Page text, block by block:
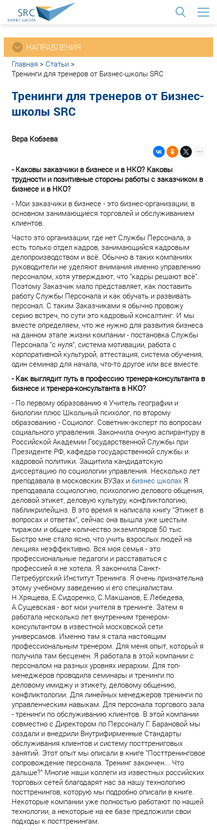
НАПРАВЛЕНИЯ
Главная > Статьи >
Тренинги для тренеров от Бизнес-школы SRC
Тренинги для тренеров от Бизнес-
школы SRC
Вера Кобзева
- Каковы заказчики в бизнесе и в НКО? Каковы
трудности и позитивные стороны работы с заказчиком в
бизнесе и в НКО?
- Мои заказчики в бизнесе - это бизнес-организации, в
основном занимающиеся торговлей и обслуживанием
клиентов.
Часто это организации, где нет Службы Персонала, а
есть только отдел кадров, занимающийся кадровым
делопроизводством и всё. Обычно в таких компаниях
руководители не уделяют внимания именно управлению
персоналом, хотя утверждают, что "кадры решают всё".
Поэтому Заказчик мало представляет, как поставить
работу Службы Персонала и как обучать и развивать
персонал. С таким Заказчиками я обычно провожу
серию встреч, по сути это кадровый консалтинг. И мы
вместе определяем, что же нужно для развития бизнеса
на данном этапе жизни компании - постановка Службы
Персонала "с нуля", система мотивации, работа с
корпоративной культурой, аттестация, система обучения,
один семинар для начала, что-то другое или все вместе.
- Как выглядит путь в профессию тренера-консультанта в
бизнесе и тренера-консультанта в НКО?
- По первому образованию я Учитель географии и
биологии плюс Школьный психолог, по второму
образованию - Социолог. Советник-эксперт по вопросам
социального управления. Закончила очную аспирантуру в
Российской Академии Государственной Службы при
Президенте РФ, кафедра государственной службы и
кадровой политики. Защитила кандидатскую
диссертацию по социологии управления. Несколько лет
преподавала в московских ВУЗах и бизнес школах Я
преподавала социологию, психологию делового общения,
деловой этикет, деловую культуру, конфликтологию,
пабликрилейшнз. В это время я написала книгу "Этикет в
вопросах и ответах", сейчас она вышла уже шестым
тиражом и общее количество экземпляров 50 тыс.
Быстро мне стало ясно, что учить взрослых людей на
лекциях неэффективно. Вся моя семья - это
профессиональные педагоги и расставаться с
профессией я не хотела. Я закончила Санкт-
Петребургский Институт Тренинга. Я очень признательна
этому учебному заведению и его специалистам.
Н.Хрящева, Е.Сидоренко, С.Макшанов, Е.Лебедева,
А.Сущевская - вот мои учителя в тренинге. Затем я
работала несколько лет внутренним тренером-
консультантом в известной московской сети
универсамов. Именно там я стала настоящим
профессиональным тренером. Для меня опыт, который я
получила там бесценен. Я работала в этой компании с
персоналом на разных уровнях иерархии. Для топ-
менеджеров проводила семинары и тренинги по
деловому имиджу и этикету, деловому общению,
конфликтологии. Для линейных менеджеров тренинги по
управленческим навыкам. Для персонала торгового зала
- тренинги по обслуживанию клиентов. В этой компании
совместно с Директором по Персоналу Г. Барановой мы
создали и внедрили Внутрифирменные Стандарты
обслуживания клиентов и систему посттрениговых
занятий. Этот опыт мы описали в книге "Посттренинговое
сопровождение персонала. Тренинг закончен... Что
дальше?" Многие наши коллеги из известных российских
торговых сетей благодарят нас за нашу технологию
посттренингов, которую мы подробно описали в книге.
Некоторые компании уже полностью работают по нашей
технологии, а некоторые на ее базе предложили свои
подходы к посттренингам.